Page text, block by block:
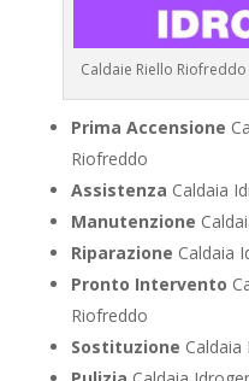
Caldaie Riello
Prima Accensione
Riofreddo
Assistenza Caldaia
Manutenzione
Riparazione Caldaia
Pronto Intervento
Riofreddo
Sostituzione